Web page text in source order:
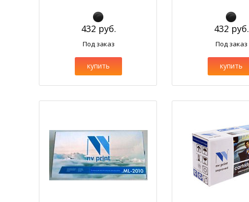
432 руб.
Под заказ
купить
432 руб.
Под заказ
купить